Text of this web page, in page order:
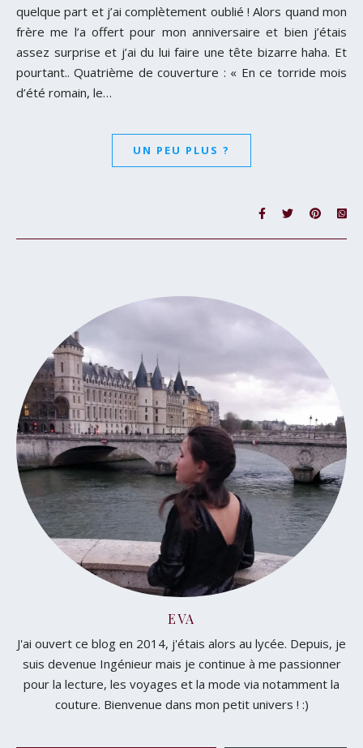
quelque part et j’ai complètement oublié ! Alors quand mon
frère me l’a offert pour mon anniversaire et bien j’étais
assez surprise et j’ai du lui faire une tête bizarre haha. Et
pourtant.. Quatrième de couverture : « En ce torride mois
d’été romain, le…
UN PEU PLUS ?
EVA
J'ai ouvert ce blog en 2014, j'étais alors au lycée. Depuis, je
suis devenue Ingénieur mais je continue à me passionner
pour la lecture, les voyages et la mode via notamment la
couture. Bienvenue dans mon petit univers ! :)